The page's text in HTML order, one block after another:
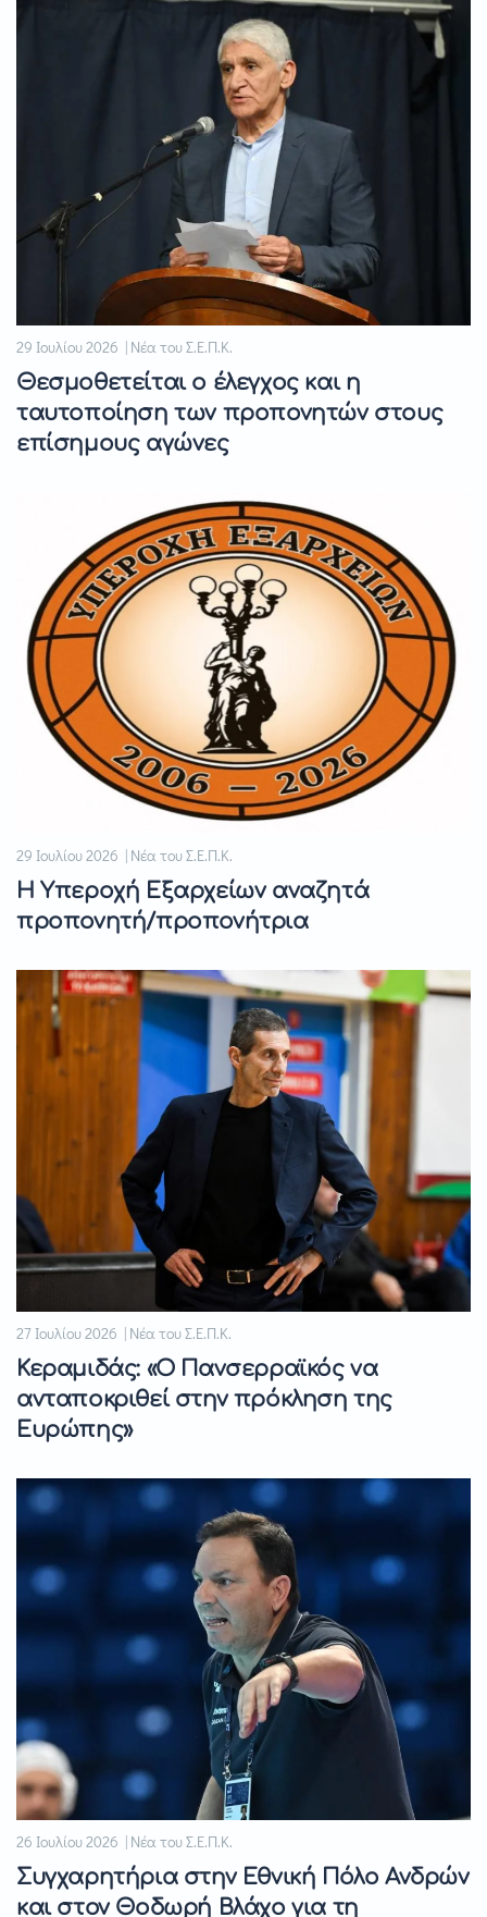
29 Ιουλίου 2026 | Νέα του Σ.Ε.Π.Κ.
Θεσμοθετείται ο έλεγχος και η
ταυτοποίηση των προπονητών στους
επίσημους αγώνες
29 Ιουλίου 2026 | Νέα του Σ.Ε.Π.Κ.
Η Υπεροχή Εξαρχείων αναζητά
προπονητή/προπονήτρια
27 Ιουλίου 2026 | Νέα του Σ.Ε.Π.Κ.
Κεραμιδάς: «Ο Πανσερραϊκός να
ανταποκριθεί στην πρόκληση της
Ευρώπης»
26 Ιουλίου 2026 | Νέα του Σ.Ε.Π.Κ.
Συγχαρητήρια στην Εθνική Πόλο Ανδρών
και στον Θοδωρή Βλάχο για τη